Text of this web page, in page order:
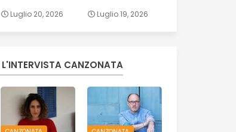
Luglio 20, 2026 Luglio 19, 2026
L'INTERVISTA CANZONATA